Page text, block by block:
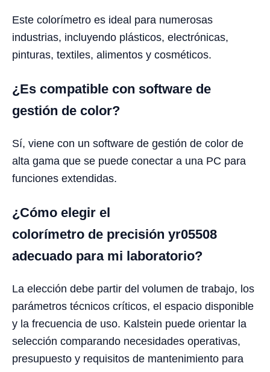
Este colorímetro es ideal para numerosas
industrias, incluyendo plásticos, electrónicas,
pinturas, textiles, alimentos y cosméticos.
¿Es compatible con software de
gestión de color?
Sí, viene con un software de gestión de color de
alta gama que se puede conectar a una PC para
funciones extendidas.
¿Cómo elegir el
colorímetro de precisión yr05508
adecuado para mi laboratorio?
La elección debe partir del volumen de trabajo, los
parámetros técnicos críticos, el espacio disponible
y la frecuencia de uso. Kalstein puede orientar la
selección comparando necesidades operativas,
presupuesto y requisitos de mantenimiento para